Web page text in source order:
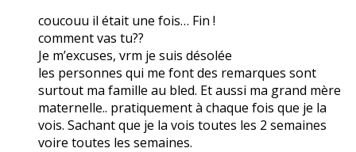
coucouu il était une fois… Fin !
comment vas tu??
Je m’excuses, vrm je suis désolée
les personnes qui me font des remarques sont
surtout ma famille au bled. Et aussi ma grand mère
maternelle.. pratiquement à chaque fois que je la
vois. Sachant que je la vois toutes les 2 semaines
voire toutes les semaines.